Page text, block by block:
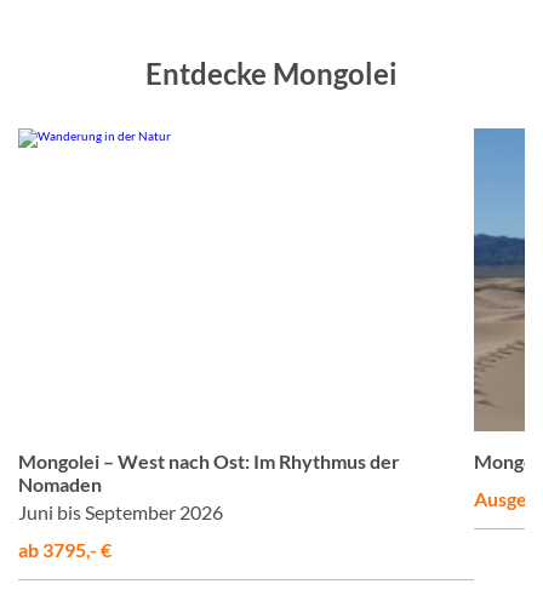
Entdecke Mongolei
Mongolei – West nach Ost: Im Rhythmus der
Nomaden
Juni bis September 2026
ab 3795,- €